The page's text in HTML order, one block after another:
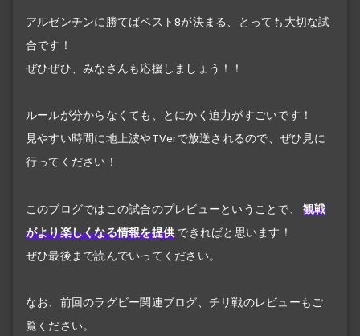
アルゼンチンに勝てばベスト8が決まる、とっても大切な試
合です！
ぜひぜひ、みなさんも応援しましょう！！
ルールが分からなくても、とにかく迫力がすごいです！
見やすい時間に地上波やTVerで放送されるので、ぜひ見に
行ってください！
このブログではこの試合のプレビューということで、
観戦
がより楽しくなる情報を提供 できればと思います！
ぜひ最後まで読んでいってください。
なお、前回のラグビー関連ブログ、チリ戦のレビューもご
覧ください。